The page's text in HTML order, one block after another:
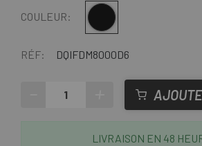
COULEUR: Multi
RÉF: DQIFDM8000D6
LIVRAISON EN 48